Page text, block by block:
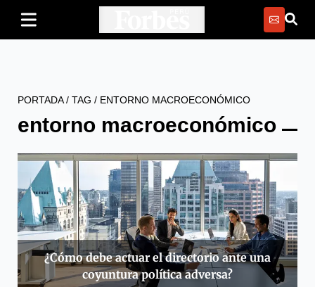
PORTADA/ TAG / ENTORNO MACROECONÓMICO
entorno macroeconómico
¿Cómo debe actuar el directorio ante una
coyuntura política adversa?